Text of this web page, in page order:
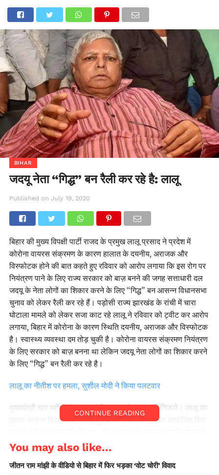
BIHAR
जदयू नेता “गिद्ध” बन रैली कर रहे है: लालू
Published on July 19, 2020
बिहार की मुख्य विपक्षी पार्टी राजद के प्रमुख लालू प्रसाद ने प्रदेश में
कोरोना वायरस संक्रमण के कारण हालात के दयनीय, अराजक और
विस्फोटक होने की बात कहते हुए रविवार को आरोप लगाया कि इस रोग पर
नियंत्रण पाने के लिए राज्य सरकार को बाज़ बनने की जगह सत्ताधारी दल
जदयू के नेता लोगों का शिकार करने के लिए “गिद्ध” बन आसन्न विधानसभा
चुनाव को लेकर रैली कर रहे हैं। पड़ोसी राज्य झारखंड के रांची में चारा
घोटाला मामले को लेकर सजा काट रहे लालू ने रविवार को ट्वीट कर आरोप
लगाया, बिहार में कोरोना के कारण स्थिति दयनीय, अराजक और विस्फोटक
है। स्वास्थ्य व्यवस्था दम तोड़ चुकी है। कोरोना वायरस संक्रमण नियंत्रण
के लिए सरकार को बाज़ बनना था लेकिन जदयू नेता लोगों का शिकार करने
के लिए “गिद्ध” बन रैली कर रहे है।
लालू का नीतीश पर हमला, सुशील मोदी ने किया पलटवार
मुख्यमंत्री चार महीनों में चार बार भी आवास से बाहर नहीं निकले। लालू का
इशारा आसन्न बिहार विधानसभा चुनाव को लेकर जदयू द्वारा आयोजित किए
लालू की उक्त टिप्पणी की को अराजक, बर्बर और हिंसक बताते हुए आरोप
लगाया कि पूरी दुनिया कोविड-19 महामारी को झेल रही है और पिछले 100
घंटे में 10 लाख नए मामले सामने आए हैं। उन्होंने कहा कि पिछले 7—8 दिन
CONTINUE READING
You may also like...
जीतन राम मांझी के वीडियो से बिहार में फिर भड़का ‘वोट चोरी’ विवाद